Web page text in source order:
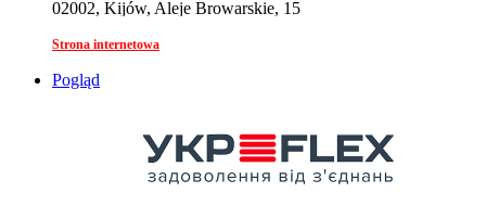
02002, Kijów, Aleje Browarskie, 15
Strona internetowa
Pogląd